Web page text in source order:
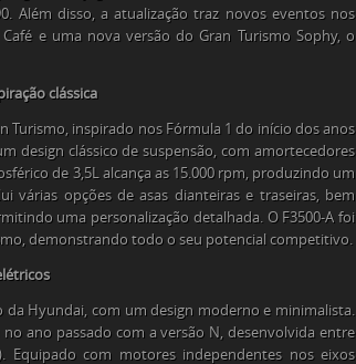
Além disso, a atualização traz novos eventos nos
e uma nova versão do Gran Turismo Sophy, o
clássica
Turismo , inspirado nos Fórmula 1 do início dos anos
design clássico de suspensão, com amortecedores
de 3,5L alcança as 15.000 rpm, produzindo um
várias opções de asas dianteiras e traseiras, bem
uma personalização detalhada. O F3500-A foi
, demonstrando todo o seu potencial competitivo.
Hyundai, com um design moderno e minimalista.
ano passado com a versão N , desenvolvida entre
Equipado com motores independentes nos eixos